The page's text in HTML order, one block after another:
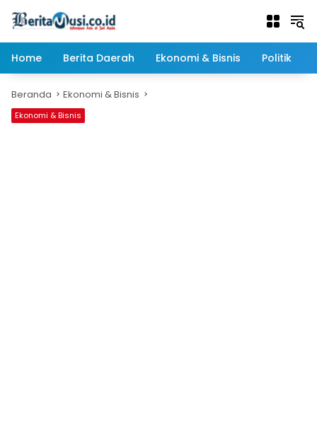
Home
Berita Daerah Ekonomi & Bisnis Politik
Beranda Ekonomi & Bisnis
Ekonomi & Bisnis